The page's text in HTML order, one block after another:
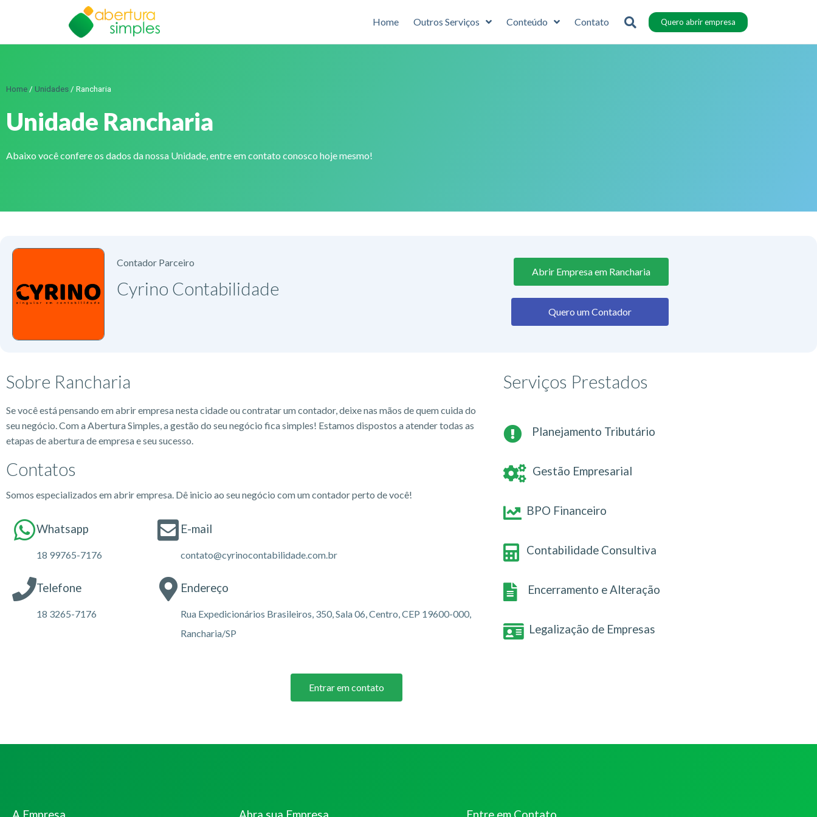
Home Outros Serviços Conteúdo Contato Quero abrir empresa
Home / Unidades / Rancharia
Unidade Rancharia
Abaixo você confere os dados da nossa Unidade, entre em contato conosco hoje mesmo!
Contador Parceiro
Cyrino Contabilidade
Abrir Empresa em Rancharia
Quero um Contador
Sobre Rancharia
Se você está pensando em abrir empresa nesta cidade ou contratar um contador, deixe nas mãos de quem cuida do
seu negócio. Com a Abertura Simples, a gestão do seu negócio fica simples! Estamos dispostos a atender todas as
etapas de abertura de empresa e seu sucesso.
Contatos
Somos especializados em abrir empresa. Dê inicio ao seu negócio com um contador perto de você!
Whatsapp
18 99765-7176
Telefone
18 3265-7176
E-mail
contato@cyrinocontabilidade.com.br
Endereço
Rua Expedicionários Brasileiros, 350, Sala 06, Centro, CEP 19600-000,
Rancharia/SP
Serviços Prestados
Planejamento Tributário
Gestão Empresarial
BPO Financeiro
Contabilidade Consultiva
Encerramento e Alteração
Legalização de Empresas
Entrar em contato